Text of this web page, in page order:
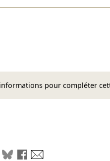
pour compléter
le liensur LinkedIn
Partager sur Mastodon
Partager sur Bluesky
Partager sur